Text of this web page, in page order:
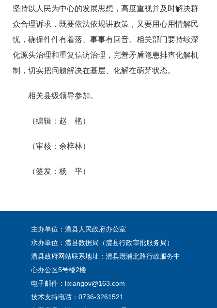
坚持以人民为中心的发展思想，高度重视并及时解决群
众合理诉求，既要依法依规讲政策，又要用心用情解民
忧，确保件件有着落、事事有回音。相关部门要持续深
化源头治理和重复信访治理，完善矛盾隐患排查化解机
制，切实把问题解决在基层、化解在萌芽状态。
相关县级领导参加。
（编辑：赵 艳）
（审核：余梓林）
（签发：杨 平）
主办单位：澧县人民政府办公室
承办单位：澧县数据局（澧县行政审批服务局）
澧县政府网站联系地址：澧县澧浦北路行政服务中
心办公区5号楼2楼
电子邮件：lixiangov@163.com
技术支持电话：0736-3261521